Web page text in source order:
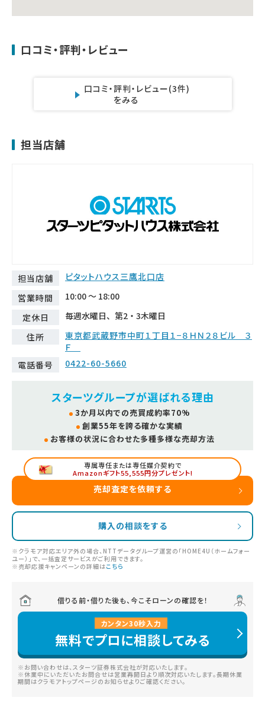
口コミ・評判・レビュー
口コミ・評判・レビュー
をみる
(3件)
担当店舗
担当店舗
ピタットハウス三鷹北口店
営業時間
10:00 ～ 18:00
定休日
毎週水曜日、第2・3木曜日
住所
東京都武蔵野市中町１丁目１−８ＨＮ２８ビル ３
Ｆ
電話番号
0422-60-5660
スターツグループが選ばれる理由
3か月以内での売買成約率70%
創業55年を誇る確かな実績
お客様の状況に合わせた多種多様な売却方法
専属専任または専任媒介契約で
Amazonギフト55,555円分プレゼント!
売却査定を依頼する
購入の相談をする
※クラモア対応エリア外の場合、NTTデータグループ運営の「HOME4U（ホームフォー
ユー）」で、一括査定サービスがご利用できます。
※売却応援キャンペーンの詳細はこちら
借りる前・借りた後も、今こそローンの確認を！
カンタン30秒入力
無料でプロに相談してみる
※お問い合わせは、スターツ証券株式会社が対応いたします。
※休業中にいただいたお問合せは営業再開日より順次対応いたします。長期休業
期間はクラモアトップページのお知らせよりご確認ください。